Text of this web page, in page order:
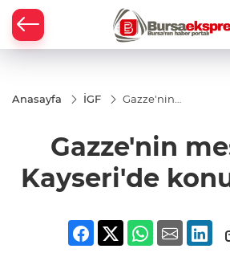
Anasayfa İGF
Gazze'nin
konuşulacak
Gazze'nin
Kayseri'de